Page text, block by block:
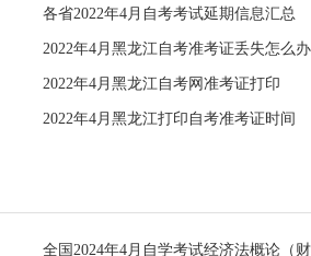
各省2022年4月自考考试延期信息汇总
2022年4月黑龙江自考准考证丢失怎么办
2022年4月黑龙江自考网准考证打印
2022年4月黑龙江打印自考准考证时间